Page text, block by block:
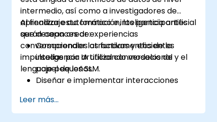
intermedio, así como a investigadores de
aprendizaje automático e inteligencia artificial
que desean crear experiencias
conversacionales atractivas y eficientes
impulsadas por IA utilizando modelos de
lenguaje pequeños.
Al finalizar esta formación, los participantes
serán capaces de:
Comprender los fundamentos de la
inteligencia artificial conversacional y el
papel de los SLM.
Diseñar e implementar interacciones
Desarrollar y entrenar SLM para
aplicaciones interactivas.
Leer más...